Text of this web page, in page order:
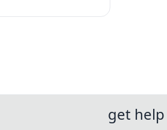
get help